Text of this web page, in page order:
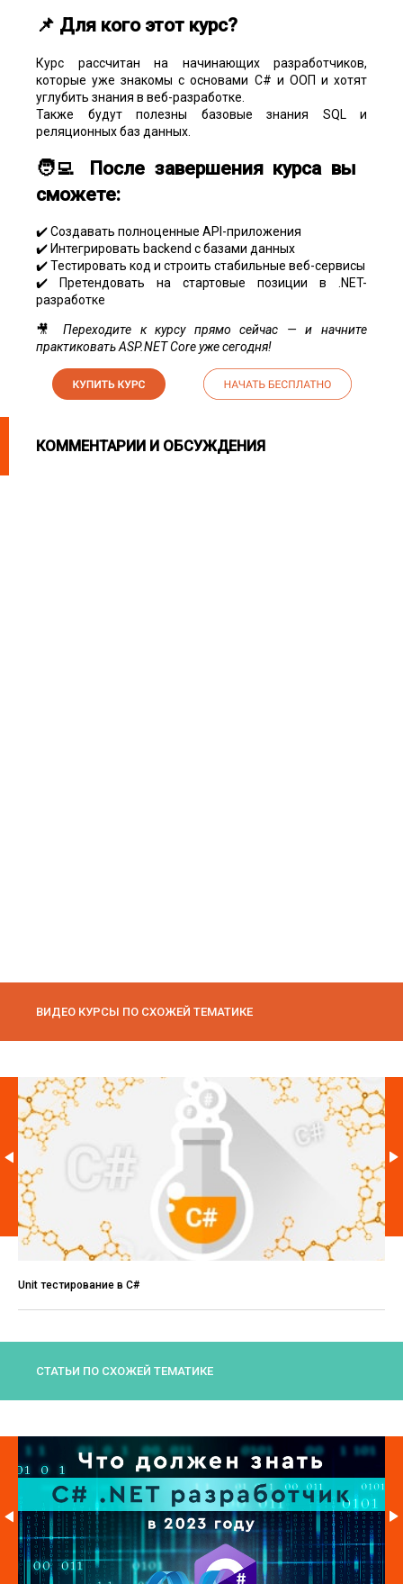
📌 Для кого этот курс?
Курс рассчитан на начинающих разработчиков,
которые уже знакомы с основами C# и ООП и хотят
углубить знания в веб-разработке.
Также будут полезны базовые знания SQL и
реляционных баз данных.
🧑‍💻 После завершения курса вы
сможете:
✔️ Создавать полноценные API-приложения
✔️ Интегрировать backend с базами данных
✔️ Тестировать код и строить стабильные веб-сервисы
✔️ Претендовать на стартовые позиции в .NET-
разработке
🎥Переходите к курсу прямо сейчас — и начните
практиковать ASP.NET Core уже сегодня!
КОММЕНТАРИИ И ОБСУЖДЕНИЯ
ВИДЕО КУРСЫ ПО СХОЖЕЙ ТЕМАТИКЕ
Unit тестирование в C#
СТАТЬИ ПО СХОЖЕЙ ТЕМАТИКЕ